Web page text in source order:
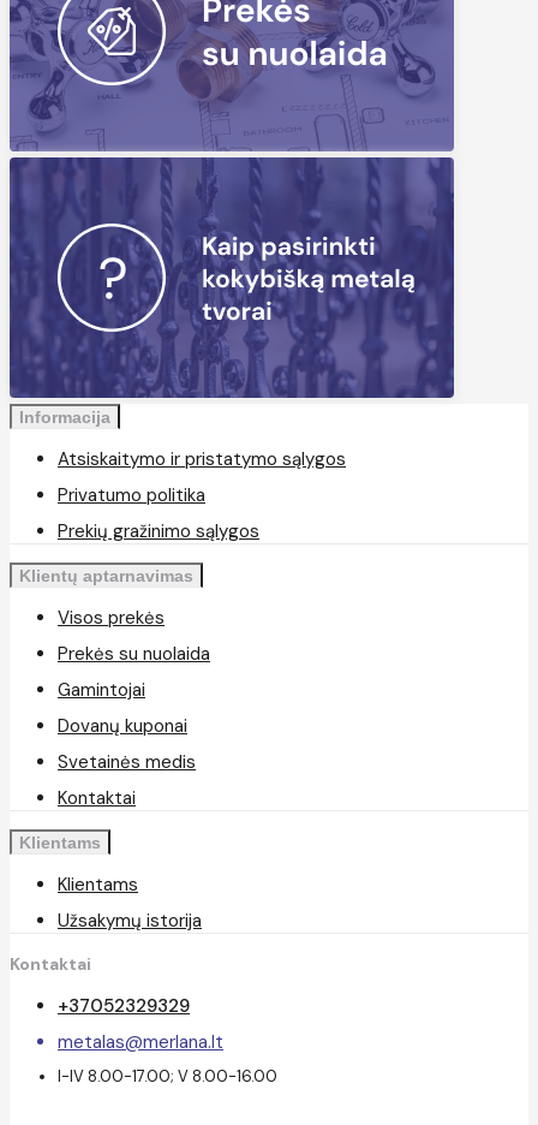
Informacija
Atsiskaitymo ir pristatymo sąlygos
Privatumo politika
Prekių gražinimo sąlygos
Klientų aptarnavimas
Visos prekės
Prekės su nuolaida
Gamintojai
Dovanų kuponai
Svetainės medis
Kontaktai
Klientams
Klientams
Užsakymų istorija
Kontaktai
+37052329329
metalas@merlana.lt
I-IV 8.00-17.00; V 8.00-16.00